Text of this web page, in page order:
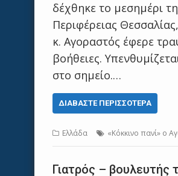
δέχθηκε το μεσημέρι
Περιφέρειας
κ. Αγοραστός έφερε
βοήθειες.
στο σημείο.…
ΔΙΑΒΆΣΤΕ ΠΕΡΙΣΣΌΤΕΡΑ
Ελλάδα «Κόκκινο πανί» ο
Γιατρός –